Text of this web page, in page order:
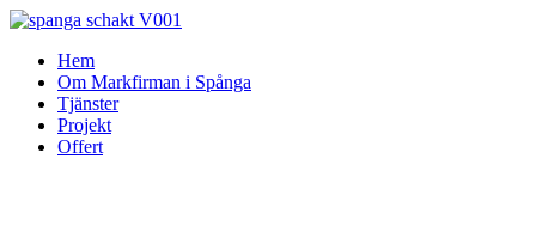
Skip
contentHem
Om Markfirman i Spånga
Tjänster
Projekt
Offert